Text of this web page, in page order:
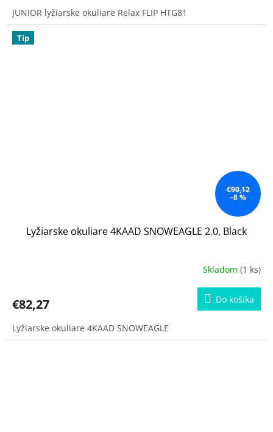
JUNIOR lyžiarske okuliare Relax FLIP HTG81
Tip
€90,12
–8 %
Lyžiarske okuliare 4KAAD SNOWEAGLE 2.0, Black
Skladom (1 ks)
€82,27 Do košíka
Lyžiarske okuliare 4KAAD SNOWEAGLE